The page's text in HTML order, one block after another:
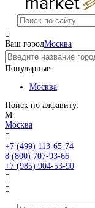

Ваш городМосква
Популярные:
Москва
Поиск по алфавиту:
М
Москва

+7 (499) 113-65-74
8 (800) 707-93-66
+7 (985) 904-53-90

